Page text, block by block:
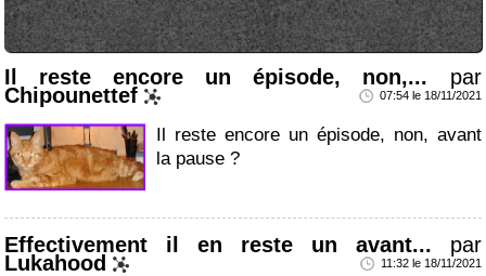
Il reste encore un épisode, non,... par
Chipounettef 07:54 le 18/11/2021
Il reste encore un épisode, non, avant
la pause ?
Effectivement il en reste un avant... par
Lukahood 11:32 le 18/11/2021